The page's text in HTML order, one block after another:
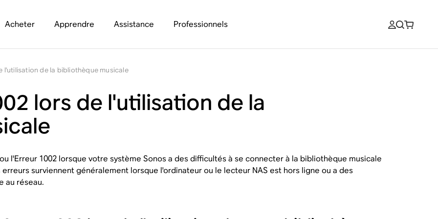
Acheter Apprendre Assistance Professionnels
l'utilisation de la bibliothèque musicale
lors de l'utilisation de la
l'Erreur 1002 lorsque votre système Sonos a des difficultés à se connecter à la bibliothèque musicale
surviennent généralement lorsque l'ordinateur ou le lecteur NAS est hors ligne ou a des
au réseau.